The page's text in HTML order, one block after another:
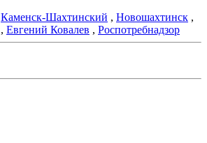
Каменск-Шахтинский , Новошахтинск ,
, Евгений Ковалев , Роспотребнадзор